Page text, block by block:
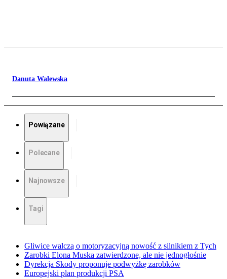
Danuta Walewska
Powiązane
Polecane
Najnowsze
Tagi
Gliwice walczą o motoryzacyjną nowość z silnikiem z Tych
Zarobki Elona Muska zatwierdzone, ale nie jednogłośnie
Dyrekcja Skody proponuje podwyżkę zarobków
Europejski plan produkcji PSA